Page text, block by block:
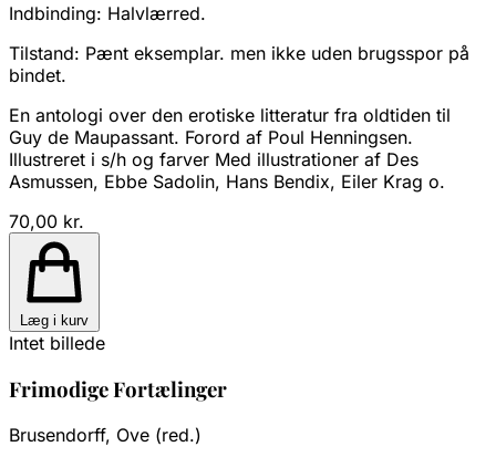
Indbinding: Halvlærred.
Tilstand: Pænt eksemplar. men ikke uden brugsspor på
bindet.
En antologi over den erotiske litteratur fra oldtiden til
Guy de Maupassant. Forord af Poul Henningsen.
Illustreret i s/h og farver Med illustrationer af Des
Asmussen, Ebbe Sadolin, Hans Bendix, Eiler Krag o.
70,00 kr.
Læg i kurv
Intet billede
Frimodige Fortælinger
Brusendorff, Ove (red.)